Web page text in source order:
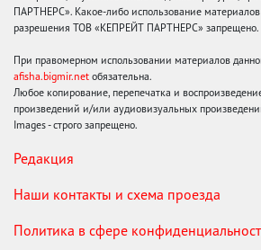
ПАРТНЕРС». Какое-либо использование материалов
разрешения ТОВ «КЕПРЕЙТ ПАРТНЕРС» запрещено.
При правомерном использовании материалов
afisha.bigmir.net обязательна.
Любое копирование, перепечатка и
произведений и/или аудиовизуальных
Images - строго запрещено.
Редакция
Наши контакты и схема проезда
Политика в сфере